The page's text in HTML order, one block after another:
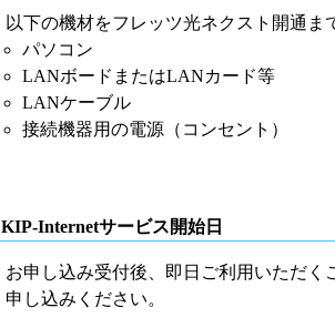
以下の機材をフレッツ光ネクスト開通ま
パソコン
LANボードまたはLANカード等
LANケーブル
接続機器用の電源（コンセント）
KIP-Internetサービス開始日
お申し込み受付後、即日ご利用いただ
申し込みください。